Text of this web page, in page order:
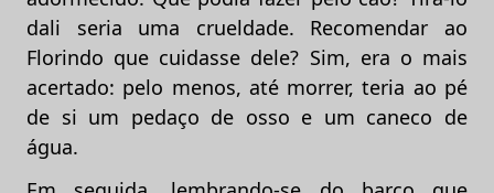
dali seria uma crueldade. Recomendar ao
Florindo que cuidasse dele? Sim, era o mais
acertado: pelo menos, até morrer, teria ao pé
de si um pedaço de osso e um caneco de
água.